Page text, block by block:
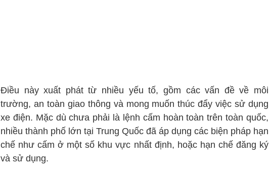
Điều này xuất phát từ nhiều yếu tố, gồm các vấn đề về môi
trường, an toàn giao thông và mong muốn thúc đẩy việc sử dụng
xe điện. Mặc dù chưa phải là lệnh cấm hoàn toàn trên toàn quốc,
nhiều thành phố lớn tại Trung Quốc đã áp dụng các biện pháp hạn
chế như cấm ở một số khu vực nhất định, hoặc hạn chế đăng ký
và sử dụng.